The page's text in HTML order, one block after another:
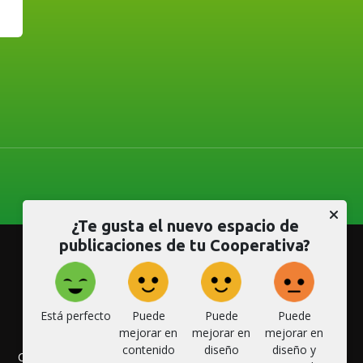
CONVENIOS
¿Te gusta el nuevo espacio de
publicaciones de tu Cooperativa?
Está perfecto
Puede
mejorar en
contenido
Puede
mejorar en
diseño
Puede
mejorar en
diseño y